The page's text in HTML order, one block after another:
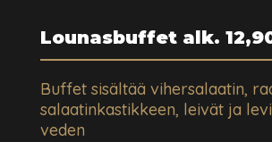
Lounasbuffet alk.
Buffet sisältää vihersalaatin,
salaatinkastikkeen, leivät ja
veden